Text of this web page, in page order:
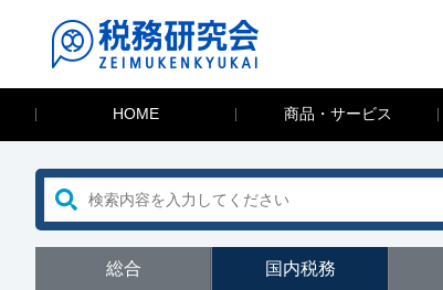
HOME 商品・サービス
総合 国内税務